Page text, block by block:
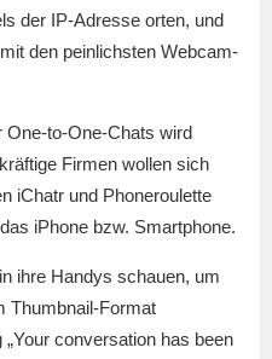
der IP-Adresse orten, und
den peinlichsten Webcam-
One-to-One-Chats wird
Firmen wollen sich
iChatr und Phoneroulette
iPhone bzw. Smartphone.
ihre Handys schauen, um
Thumbnail-Format
conversation has been